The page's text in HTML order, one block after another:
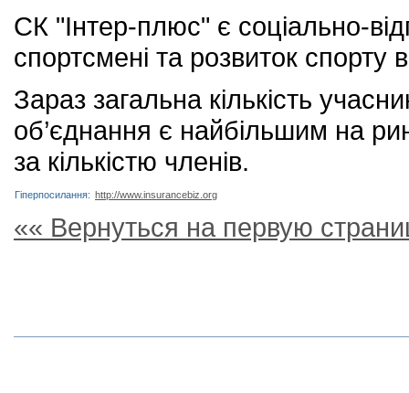
СК "Iнтер-плюс" є соціально-
спортсмені та розвиток спорту в
Зараз загальна кількість
об’єднання є найбільшим на
за кількістю членів.
Гіперпосилання: http://www.insurancebiz.org
«« Вернуться на первую